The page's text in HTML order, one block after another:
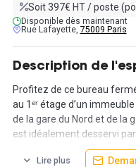
Soit 397€ HT / poste
Disponible dès maintenant
Rue Lafayette, 75009 Paris
Description de
Profitez de ce bureau
au 1ᵉʳ étage d’un
de la gare du Nord et de la
est idéalement desservi
Lire plus